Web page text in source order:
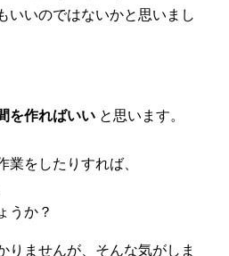
いいのではないかと思いまし
を作ればいい と思います。
業をしたりすれば、
うか？
りませんが、そんな気がしま